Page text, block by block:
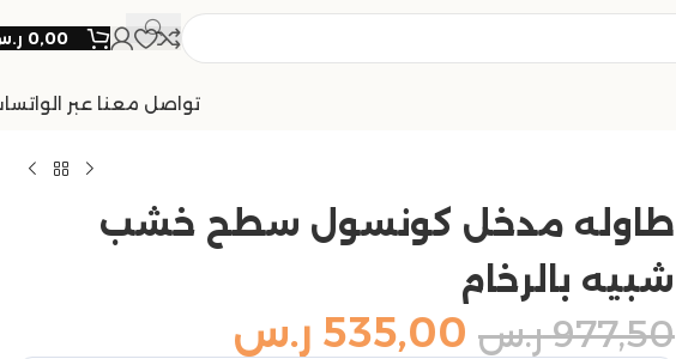
0,00
تواصل معنا عبر
طاوله مدخل كونسول سطح خشب
شبيه بالرخام
977,50 ر.س 535,00 ر.س